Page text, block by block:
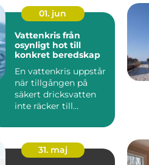
01. jun
Vattenkris från
osynligt hot till
konkret beredskap
En vattenkris uppstår
när tillgången på
säkert dricksvatten
inte räcker till
grundläggand...
31. maj